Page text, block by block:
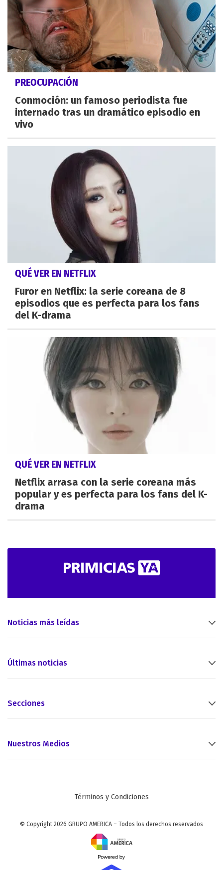
PREOCUPACIÓN
Conmoción: un famoso periodista fue
internado tras un dramático episodio en
vivo
QUÉ VER EN NETFLIX
Furor en Netflix: la serie coreana de 8
episodios que es perfecta para los fans
del K-drama
QUÉ VER EN NETFLIX
Netflix arrasa con la serie coreana más
popular y es perfecta para los fans del K-
drama
Noticias más leídas
Últimas noticias
Secciones
Nuestros Medios
Términos y Condiciones
© Copyright 2026 GRUPO AMERICA – Todos los derechos reservados